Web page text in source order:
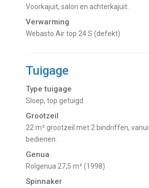
Voorkajuit, salon en achterkajuit.
Verwarming
Webasto Air top 24 S (defekt)
Tuigage
Type tuigage
Sloep, top getuigd
Grootzeil
22 m² grootzeil met 2 bindriffen, vanuit de kuip te
bedienen.
Genua
Rolgenua 27,5 m² (1998)
Spinnaker